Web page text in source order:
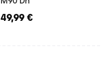
49,99 €